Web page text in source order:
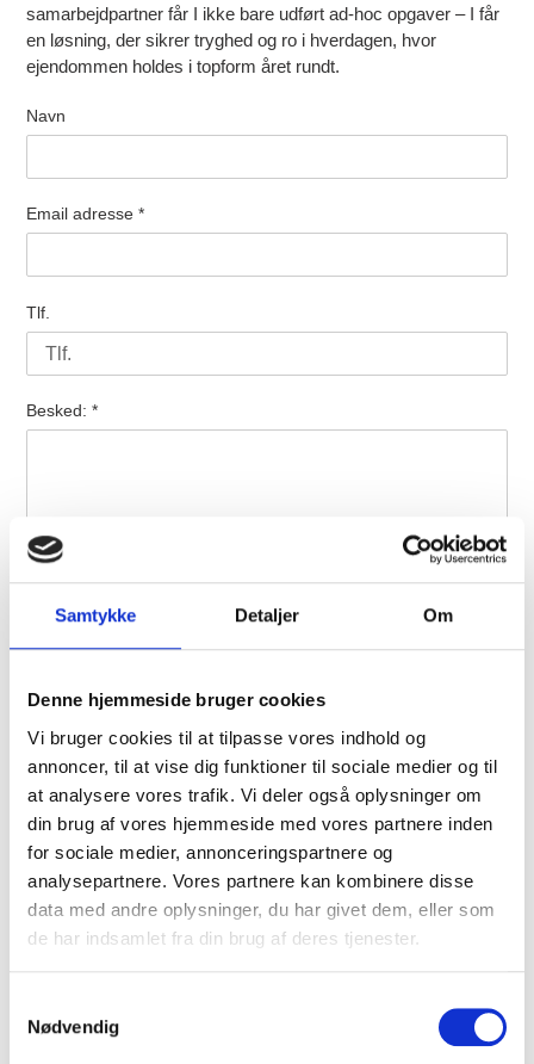
Samtykke Detaljer Om
Denne hjemmeside bruger cookies
Vi bruger cookies til at tilpasse vores indhold og
annoncer, til at vise dig funktioner til sociale medier og til
at analysere vores trafik. Vi deler også oplysninger om
din brug af vores hjemmeside med vores partnere inden
for sociale medier, annonceringspartnere og
analysepartnere. Vores partnere kan kombinere disse
data med andre oplysninger, du har givet dem, eller som
de har indsamlet fra din brug af deres tjenester.
Nødvendig
samarbejdpartner får I ikke bare udført ad-hoc opgaver – I får
en løsning, der sikrer tryghed og ro i hverdagen, hvor
ejendommen holdes i topform året rundt.
Navn
Email adresse *
Tlf.
Besked: *
KOMPLETTE LØSNINGER TIL JERES EJENDOM
Ejendomsservice handler om langt mere end bare rengøring.
Det handler om at skabe et miljø, hvor ejendommen både ser
godt ud og fungerer optimalt. Hos WP Service tilbyder vi